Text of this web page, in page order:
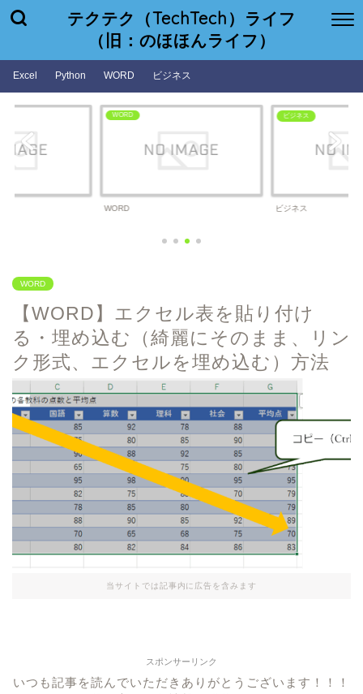
テクテク（TechTech）ライフ
（旧：のほほんライフ）
Excel Python WORD ビジネス
WORD
WORD
ビジネス
ビジネス
WORD
【WORD】エクセル表を貼り付け
る・埋め込む（綺麗にそのまま、リン
ク形式、エクセルを埋め込む）方法
当サイトでは記事内に広告を含みます
スポンサーリンク
いつも記事を読んでいただきありがとうございます！！！